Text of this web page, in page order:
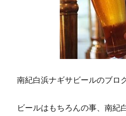
南紀白浜ナギサビールのブログ
ビールはもちろんの事、南紀